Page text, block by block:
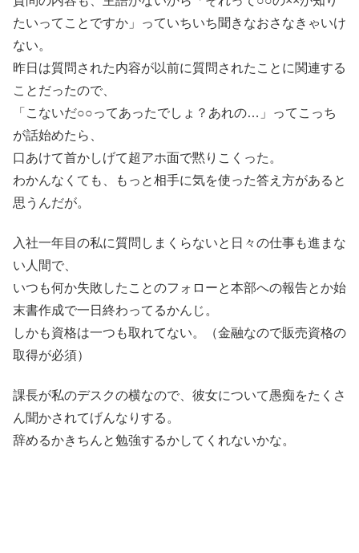
たいってことですか」っていちいち聞きなおさなきゃいけ
ない。
昨日は質問された内容が以前に質問されたことに関連する
ことだったので、
「こないだ○○ってあったでしょ？あれの…」ってこっち
が話始めたら、
口あけて首かしげて超アホ面で黙りこくった。
わかんなくても、もっと相手に気を使った答え方があると
思うんだが。
入社一年目の私に質問しまくらないと日々の仕事も進まな
い人間で、
いつも何か失敗したことのフォローと本部への報告とか始
末書作成で一日終わってるかんじ。
しかも資格は一つも取れてない。（金融なので販売資格の
取得が必須）
課長が私のデスクの横なので、彼女について愚痴をたくさ
ん聞かされてげんなりする。
辞めるかきちんと勉強するかしてくれないかな。